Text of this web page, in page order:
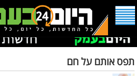
תפס אותם על חם